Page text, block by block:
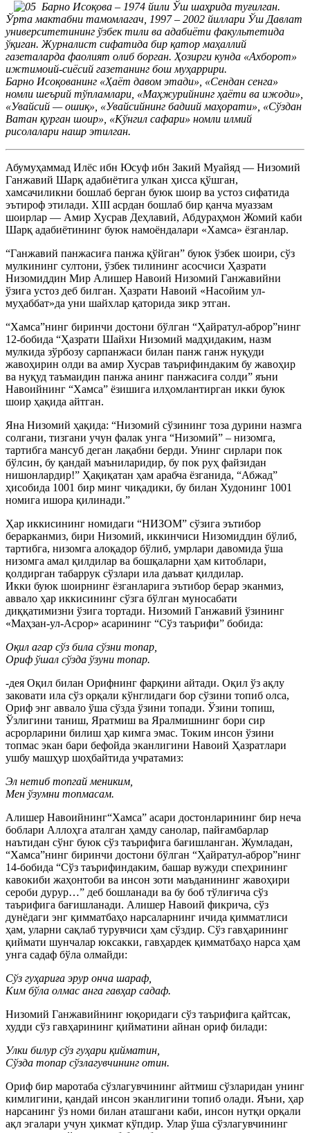
Барно Исоқова – 1974 йили Ўш шаҳрида туғилган.
Ўрта мактабни тамомлагач, 1997 – 2002 йиллари Ўш Давлат
университетининг ўзбек тили ва адабиёти факультетида
ўқиган. Журналист сифатида бир қатор маҳаллий
газеталарда фаолият олиб борган. Ҳозирги кунда «Ахборот»
ижтимоий-сиёсий газетанинг бош муҳаррири.
Барно Исоқованинг «Ҳаёт давом этади», «Сендан сенга»
номли шеърий тўпламлари, «Маҳжурийнинг ҳаёти ва ижоди»,
«Увайсий — ошиқ», «Увайсийнинг бадиий маҳорати», «Сўздан
Ватан қурган шоир», «Кўнгил сафари» номли илмий
рисолалари нашр этилган.
Абумуҳаммад Илёс ибн Юсуф ибн Закий Муайяд — Низомий
Ганжавий Шарқ адабиётига улкан ҳисса қўшган,
хамсачиликни бошлаб берган буюк шоир ва устоз сифатида
эътироф этилади. XIII асрдан бошлаб бир қанча муаззам
шоирлар — Амир Хусрав Деҳлавий, Абдураҳмон Жомий каби
Шарқ адабиётининг буюк намоёндалари «Хамса» ёзганлар.
“Ганжавий панжасиға панжа қўйган” буюк ўзбек шоири, сўз
мулкининг султони, ўзбек тилининг асосчиси Ҳазрати
Низомиддин Мир Алишер Навоий Низомий Ганжавийни
ўзига устоз деб билган. Ҳазрати Навоий «Насойим ул-
муҳаббат»да уни шайхлар қаторида зикр этган.
“Хамса”нинг биринчи достони бўлган “Ҳайратул-аброр”нинг
12-бобида “Ҳазрати Шайхи Низомий мадҳидаким, назм
мулкида зўрбозу сарпанжаси билан панж ганж нуқуди
жавоҳирин олди ва амир Хусрав таърифиндаким бу жавоҳир
ва нуқуд таъмаидин панжа анинг панжасиға солди” яъни
Навоийнинг “Хамса” ёзишига илҳомлантирган икки буюк
шоир ҳақида айтган.
Яна Низомий ҳақида: “Низомий сўзининг тоза дурини назмга
солгани, тизгани учун фалак унга “Низомий” – низомга,
тартибга мансуб деган лақабни берди. Унинг сирлари пок
бўлсин, бу қандай маъниларидир, бу пок руҳ файзидан
нишонлардир!” Ҳақиқатан ҳам арабча ёзганида, “Абжад”
ҳисобида 1001 бир минг чиқадики, бу билан Худонинг 1001
номига ишора қилинади.”
Ҳар иккисининг номидаги “НИЗОМ” сўзига эътибор
берарканмиз, бири Низомий, иккинчиси Низомиддин бўлиб,
тартибга, низомга алоқадор бўлиб, умрлари давомида ўша
низомга амал қилдилар ва бошқаларни ҳам китоблари,
қолдирган табаррук сўзлари ила даъват қилдилар.
Икки буюк шоирнинг ёзганларига эътибор берар эканмиз,
аввало ҳар иккисининг сўзга бўлган муносабати
диққатимизни ўзига тортади. Низомий Ганжавий ўзининг
«Маҳзан-ул-Асрор» асарининг “Сўз таърифи” бобида:
Оқил агар сўз била сўзни топар,
Ориф ўшал сўзда ўзуни топар.
-дея Оқил билан Орифнинг фарқини айтади. Оқил ўз ақлу
заковати ила сўз орқали кўнглидаги бор сўзини топиб олса,
Ориф энг аввало ўша сўзда ўзини топади. Ўзини топиш,
Ўзлигини таниш, Яратмиш ва Яралмишнинг бори сир
асрорларини билиш ҳар кимга эмас. Токим инсон ўзини
топмас экан бари бефойда эканлигини Навоий Ҳазратлари
ушбу машҳур шоҳбайтида учратамиз:
Эл нетиб топгай мениким,
Мен ўзумни топмасам.
Алишер Навоийнинг“Хамса” асари достонларининг бир неча
боблари Аллоҳга аталган ҳамду санолар, пайғамбарлар
наътидан сўнг буюк сўз таърифига бағишланган. Жумладан,
“Хамса”нинг биринчи достони бўлган “Ҳайратул-аброр”нинг
14-бобида “Сўз таърифиндаким, башар вужуди спеҳрининг
кавокиби жаҳонтоби ва инсон зоти маъданининг жавоҳири
сероби дурур…” деб бошланади ва бу боб тўлиғича сўз
таърифига бағишланади. Алишер Навоий фикрича, сўз
дунёдаги энг қимматбаҳо нарсаларнинг ичида қимматлиси
ҳам, уларни сақлаб турувчиси ҳам сўздир. Сўз гавҳарининг
қиймати шунчалар юксакки, гавҳардек қимматбаҳо нарса ҳам
унга садаф бўла олмайди:
Сўз гуҳариға эрур онча шараф,
Ким бўла олмас анга гавҳар садаф.
Низомий Ганжавийнинг юқоридаги сўз таърифига қайтсак,
худди сўз гавҳарининг қийматини айнан ориф билади:
Улки билур сўз гуҳари қийматин,
Сўзда топар сўзлагувчининг отин.
Ориф бир маротаба сўзлагувчининг айтмиш сўзларидан унинг
кимлигини, қандай инсон эканлигини топиб олади. Яъни, ҳар
нарсанинг ўз номи билан аташгани каби, инсон нутқи орқали
ақл эгалари учун ҳикмат кўпдир. Улар ўша сўзлагувчининг